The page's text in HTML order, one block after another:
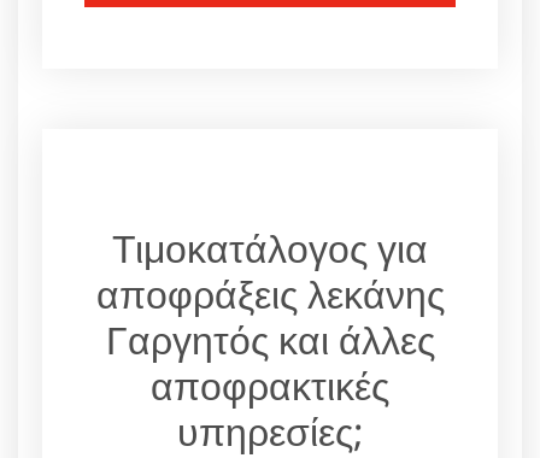
Τιμοκατάλογος για
αποφράξεις λεκάνης
Γαργητός και άλλες
αποφρακτικές
υπηρεσίες;